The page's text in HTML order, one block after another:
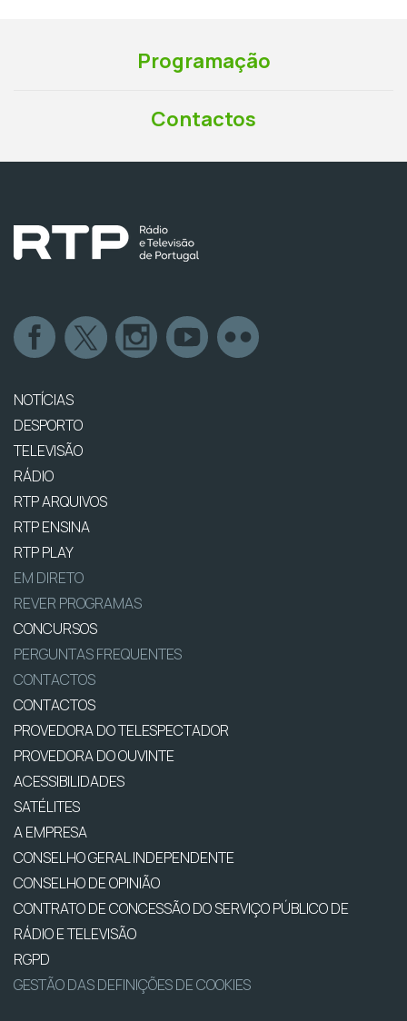
Programação
Contactos
NOTÍCIAS
DESPORTO
TELEVISÃO
RÁDIO
RTP ARQUIVOS
RTP ENSINA
RTP PLAY
EM DIRETO
REVER PROGRAMAS
CONCURSOS
PERGUNTAS FREQUENTES
CONTACTOS
CONTACTOS
PROVEDORA DO TELESPECTADOR
PROVEDORA DO OUVINTE
ACESSIBILIDADES
SATÉLITES
A EMPRESA
CONSELHO GERAL INDEPENDENTE
CONSELHO DE OPINIÃO
CONTRATO DE CONCESSÃO DO SERVIÇO PÚBLICO DE
RÁDIO E TELEVISÃO
RGPD
GESTÃO DAS DEFINIÇÕES DE COOKIES